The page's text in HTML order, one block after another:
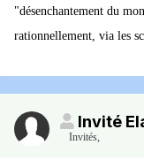
"désenchantement du
rationnellement, via les
Invité
Invités,